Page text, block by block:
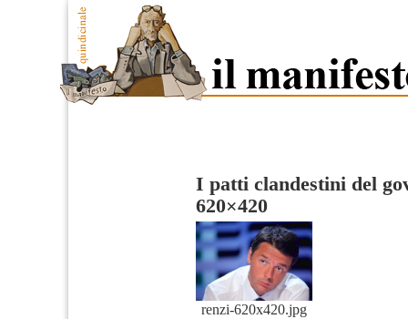
I patti clandestini del
620×420
renzi-620x420.jpg